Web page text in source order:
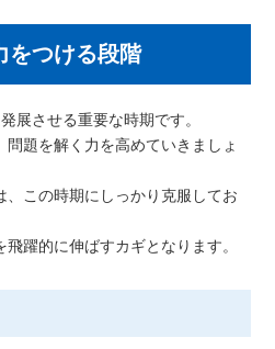
をつける段階
展させる重要な時期です。
題を解く力を高めていきましょ
この時期にしっかり克服してお
躍的に伸ばすカギとなります。